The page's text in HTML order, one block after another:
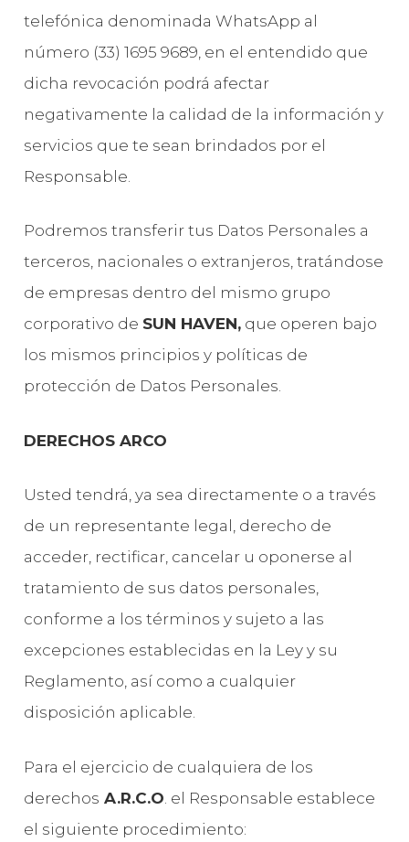
telefónica denominada WhatsApp al
número (33) 1695 9689, en el entendido que
dicha revocación podrá afectar
negativamente la calidad de la información y
servicios que te sean brindados por el
Responsable.
Podremos transferir tus Datos Personales a
terceros, nacionales o extranjeros, tratándose
de empresas dentro del mismo grupo
corporativo de SUN HAVEN,que operen bajo
los mismos principios y políticas de
protección de Datos Personales.
DERECHOS ARCO
Usted tendrá, ya sea directamente o a través
de un representante legal, derecho de
acceder, rectificar, cancelar u oponerse al
tratamiento de sus datos personales,
conforme a los términos y sujeto a las
excepciones establecidas en la Ley y su
Reglamento, así como a cualquier
disposición aplicable.
Para el ejercicio de cualquiera de los
derechos A.R.C.O . el Responsable establece
el siguiente procedimiento: